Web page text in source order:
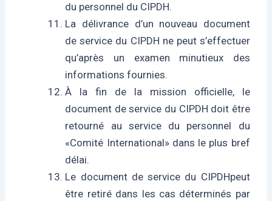
du personnel du CIPDH.
La délivrance d’un nouveau document
de service du CIPDH ne peut s’effectuer
qu’après un examen minutieux des
informations fournies.
À la fin de la mission officielle, le
document de service du CIPDH doit être
retourné au service du personnel du
«Comité International» dans le plus bref
délai.
Le document de service du CIPDHpeut
être retiré dans les cas déterminés par